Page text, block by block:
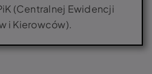
(Centralnej Ewidencji
i Kierowców).